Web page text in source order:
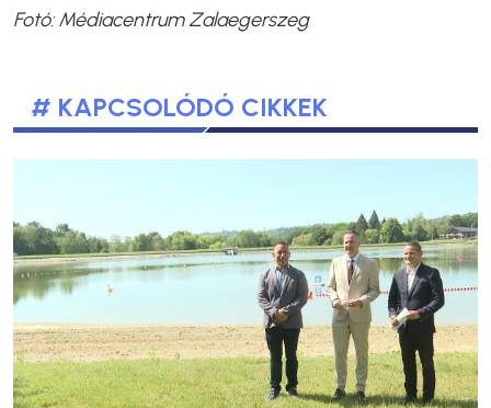
Fotó: Médiacentrum Zalaegerszeg
# KAPCSOLÓDÓ CIKKEK